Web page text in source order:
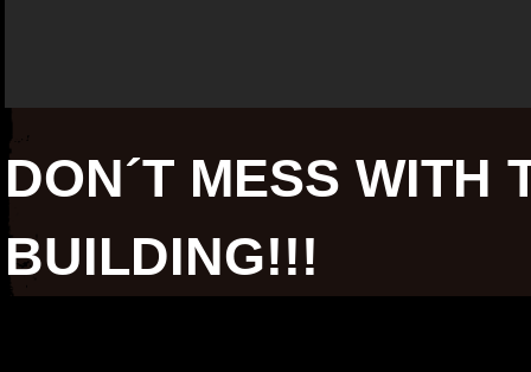
DON´T MESS WITH
BUILDING!!!